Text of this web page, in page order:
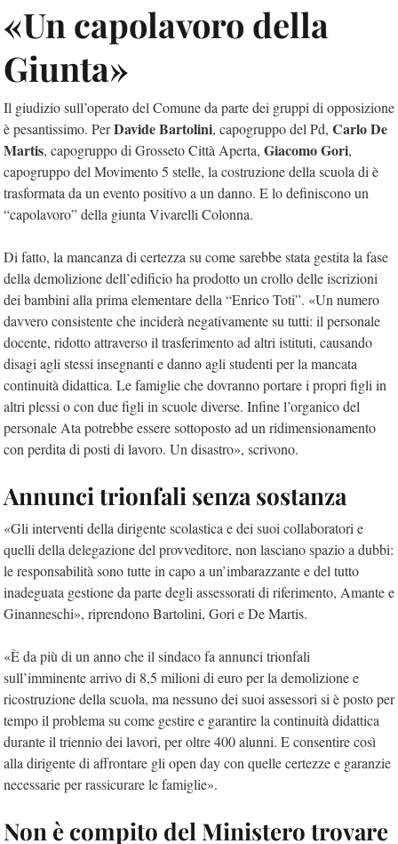
«Un capolavoro della
Giunta»
Il giudizio sull’operato del Comune da parte dei gruppi di opposizione
è pesantissimo. PerDavide Bartolini, capogruppo del Pd, Carlo De
Martis, capogruppo di Grosseto Città Aperta, Giacomo Gori,
capogruppo del Movimento 5 stelle, la costruzione della scuola di è
trasformata da un evento positivo a un danno. E lo definiscono un
“capolavoro” della giunta Vivarelli Colonna.
Di fatto, la mancanza di certezza su come sarebbe stata gestita la fase
della demolizione dell’edificio ha prodotto un crollo delle iscrizioni
dei bambini alla prima elementare della “Enrico Toti”. «Un numero
davvero consistente che inciderà negativamente su tutti: il personale
docente, ridotto attraverso il trasferimento ad altri istituti, causando
disagi agli stessi insegnanti e danno agli studenti per la mancata
continuità didattica. Le famiglie che dovranno portare i propri figli in
altri plessi o con due figli in scuole diverse. Infine l’organico del
personale Ata potrebbe essere sottoposto ad un ridimensionamento
con perdita di posti di lavoro. Un disastro», scrivono.
Annunci trionfali senza sostanza
«Gli interventi della dirigente scolastica e dei suoi collaboratori e
quelli della delegazione del provveditore, non lasciano spazio a dubbi:
le responsabilità sono tutte in capo a un’imbarazzante e del tutto
inadeguata gestione da parte degli assessorati di riferimento, Amante e
Ginanneschi», riprendono Bartolini, Gori e De Martis.
«È da più di un anno che il sindaco fa annunci trionfali
sull’imminente arrivo di 8,5 milioni di euro per la demolizione e
ricostruzione della scuola, ma nessuno dei suoi assessori si è posto per
tempo il problema su come gestire e garantire la continuità didattica
durante il triennio dei lavori, per oltre 400 alunni. E consentire così
alla dirigente di affrontare gli open day con quelle certezze e garanzie
necessarie per rassicurare le famiglie».
Non è compito del Ministero trovare